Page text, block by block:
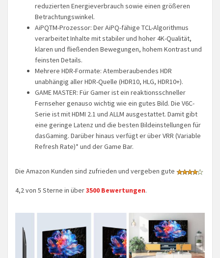
reduzierten Energieverbrauch sowie einen größeren
Betrachtungswinkel.
AiPQTM-Prozessor: Der AiPQ-fähige TCL-Algorithmus
verarbeitet Inhalte mit stabiler und hoher 4K-Qualität,
klaren und fließenden Bewegungen, hohem Kontrast und
feinsten Details.
Mehrere HDR-Formate: Atemberaubendes HDR
unabhängig aller HDR-Quelle (HDR10, HLG, HDR10+).
GAME MASTER: Für Gamer ist ein reaktionsschneller
Fernseher genauso wichtig wie ein gutes Bild. Die V6C-
Serie ist mit HDMI 2.1 und ALLM ausgestattet. Damit gibt
eine geringe Latenz und die besten Bildeinstellungen für
dasGaming. Darüber hinaus verfügt er über VRR (Variable
Refresh Rate)* und der Game Bar.
Die Amazon Kunden sind zufrieden und vergeben gute
4,2 von 5 Sterne in über3500 Bewertungen.